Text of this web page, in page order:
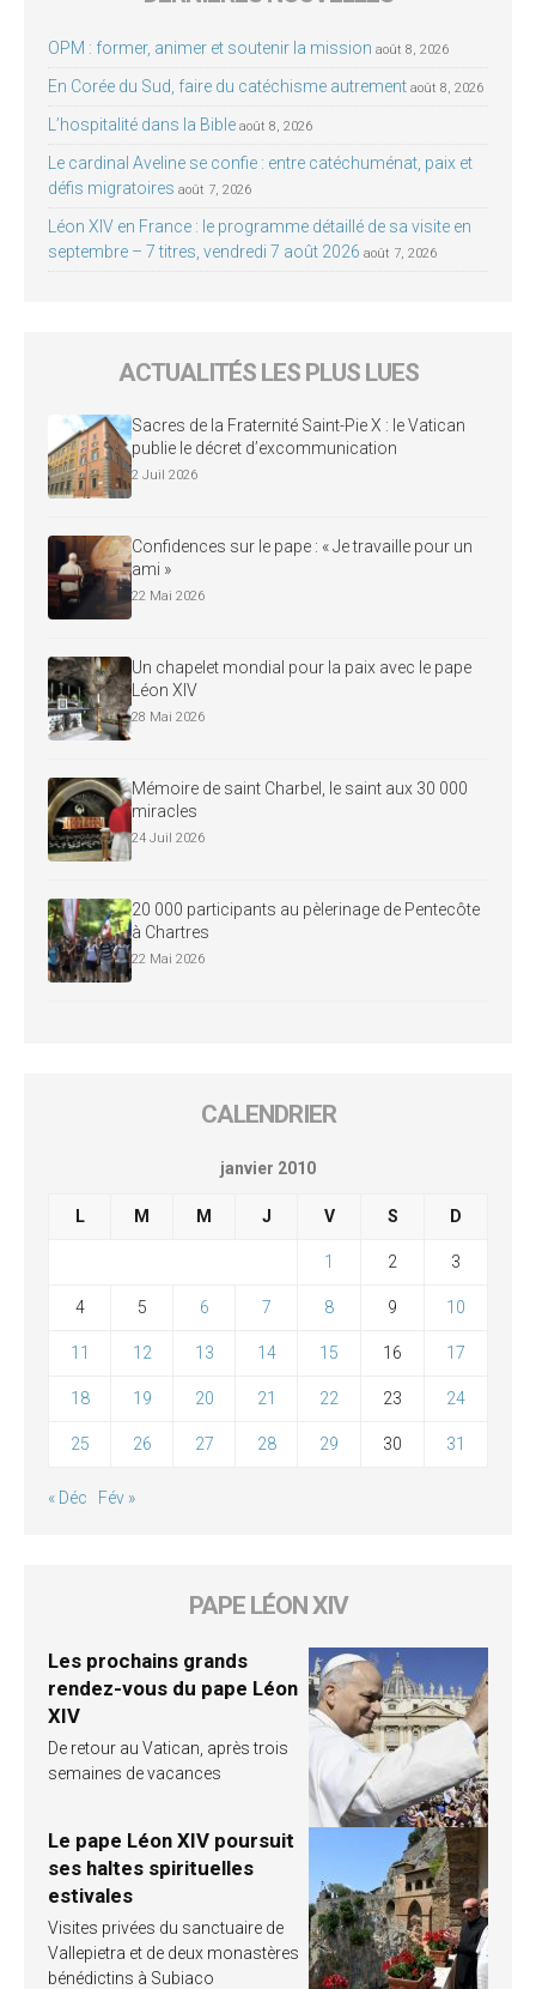
OPM : former, animer et soutenir la mission août 8, 2026
En Corée du Sud, faire du catéchisme autrement août 8, 2026
L’hospitalité dans la Bible août 8, 2026
Le cardinal Aveline se confie : entre catéchuménat, paix et
défis migratoires août 7, 2026
Léon XIV en France : le programme détaillé de sa visite en
septembre – 7 titres, vendredi 7 août 2026 août 7, 2026
ACTUALITÉS LES PLUS LUES
Sacres de la Fraternité Saint-Pie X : le Vatican
publie le décret d’excommunication
2 Juil 2026
Confidences sur le pape : « Je travaille pour un
ami »
22 Mai 2026
Un chapelet mondial pour la paix avec le pape
Léon XIV
28 Mai 2026
Mémoire de saint Charbel, le saint aux 30 000
miracles
24 Juil 2026
20 000 participants au pèlerinage de Pentecôte
à Chartres
22 Mai 2026
CALENDRIER
janvier 2010
L M M J V S D
1 2 3
4 5 6 7 8 9 10
11 12 13 14 15 16 17
18 19 20 21 22 23 24
25 26 27 28 29 30 31
« Déc Fév »
PAPE LÉON XIV
Les prochains grands
rendez-vous du pape Léon
XIV
De retour au Vatican, après trois
semaines de vacances
Le pape Léon XIV poursuit
ses haltes spirituelles
estivales
Visites privées du sanctuaire de
Vallepietra et de deux monastères
bénédictins à Subiaco